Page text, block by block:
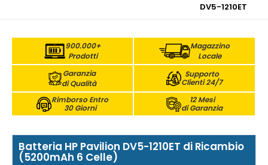
DV5-1210ET
900.000+
Prodotti
Magazzino
Locale
Garanzia
di Qualità
Supporto
Clienti 24/7
Rimborso Entro
30 Giorni
12 Mesi
di Garanzia
Batteria HP Pavilion DV5-1210ET di Ricambio
(5200mAh 6 Celle)